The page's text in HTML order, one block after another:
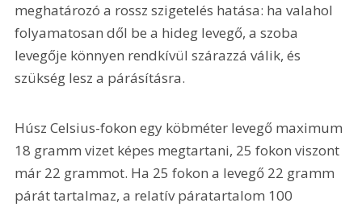
meghatározó a rossz szigetelés hatása: ha valahol
folyamatosan dől be a hideg levegő, a szoba
levegője könnyen rendkívül szárazzá válik, és
szükség lesz a párásításra.
Húsz Celsius-fokon egy köbméter levegő maximum
18 gramm vizet képes megtartani, 25 fokon viszont
már 22 grammot. Ha 25 fokon a levegő 22 gramm
párát tartalmaz, a relatív páratartalom 100